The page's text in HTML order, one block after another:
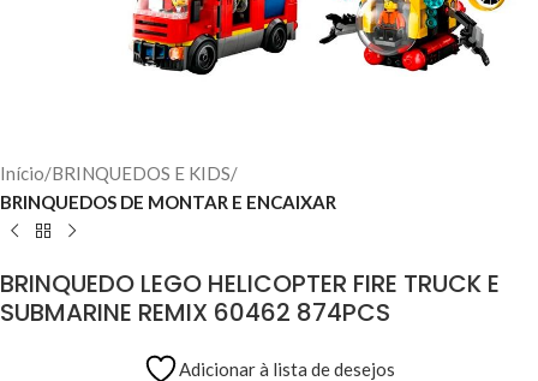
Início BRINQUEDOS E KIDS
BRINQUEDOS DE MONTAR E ENCAIXAR
BRINQUEDO LEGO HELICOPTER FIRE TRUCK E
SUBMARINE REMIX 60462 874PCS
Adicionar à lista de desejos